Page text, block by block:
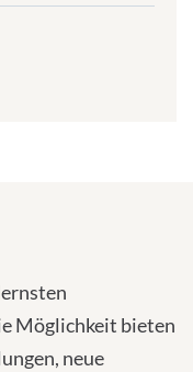
Möglichkeit bieten
neue